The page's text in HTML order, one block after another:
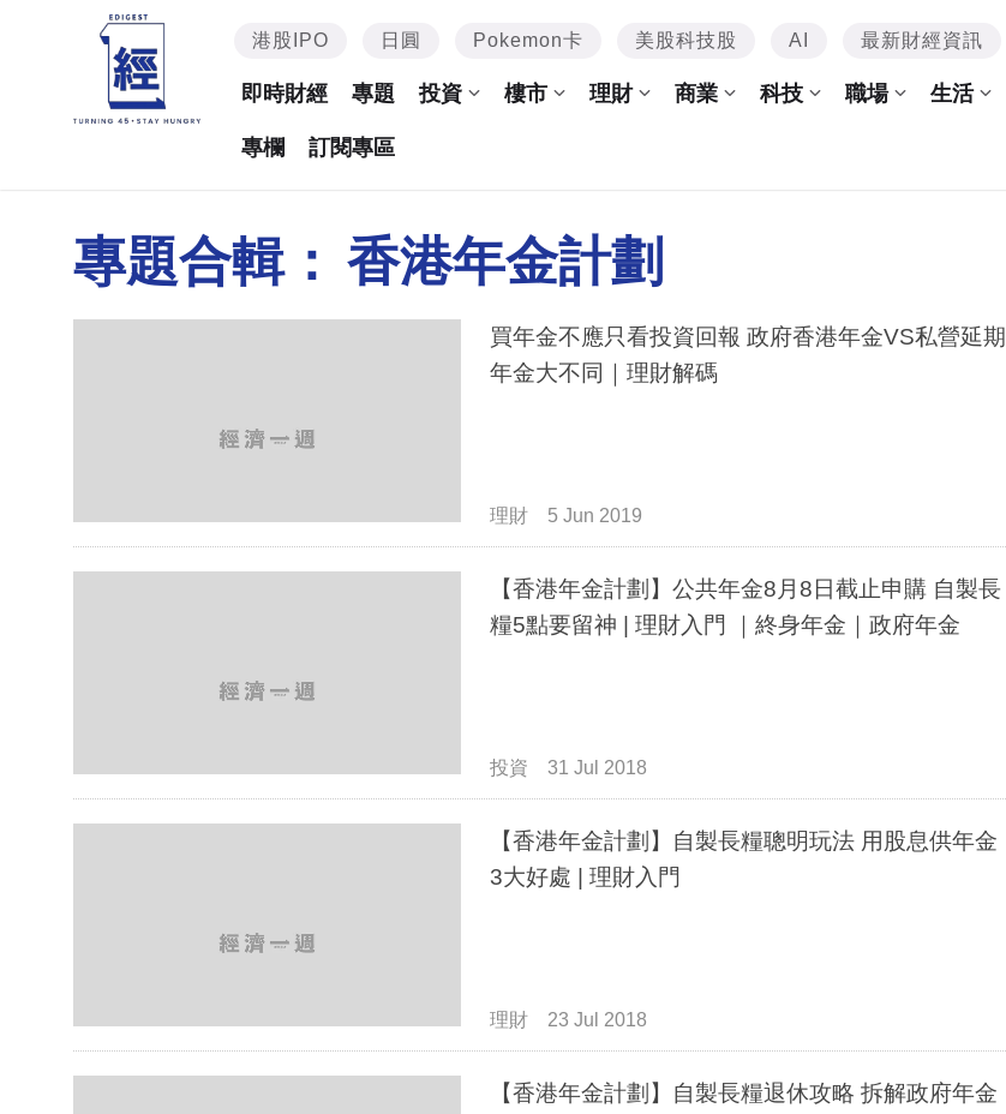
港股IPO 日圓 Pokemon卡 美股科技股 AI 最新財經資訊
即時財經 專題 投資 樓市 理財 商業 科技 職場 生活
專欄 訂閱專區
專題合輯： 香港年金計劃
買年金不應只看投資回報 政府香港年金VS私營延期
年金大不同｜理財解碼
理財 5 Jun 2019
【香港年金計劃】公共年金8月8日截止申購 自製長
糧5點要留神 | 理財入門 ｜終身年金｜政府年金
投資 31 Jul 2018
【香港年金計劃】自製長糧聰明玩法 用股息供年金
3大好處 | 理財入門
理財 23 Jul 2018
【香港年金計劃】自製長糧退休攻略 拆解政府年金